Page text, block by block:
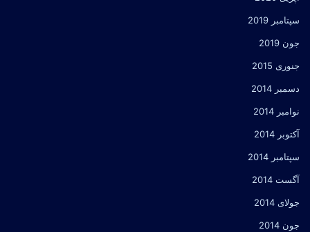
سپتامبر 2019
جون 2019
جنوری 2015
دسمبر 2014
نوامبر 2014
آکتوبر 2014
سپتامبر 2014
آگست 2014
جولای 2014
جون 2014